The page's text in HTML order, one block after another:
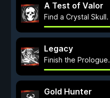
A Test of Valor
Find a Crystal Skull.
Legacy
Finish the Prologue.
Gold Hunter